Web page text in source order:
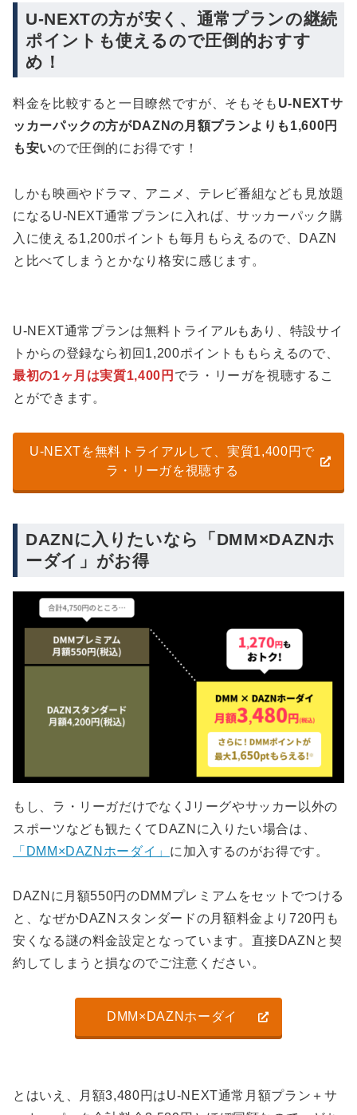
U-NEXTの方が安く、通常プランの継続
ポイントも使えるので圧倒的おすす
め！
料金を比較すると一目瞭然ですが、そもそも U-NEXTサ
ッカーパックの方がDAZNの月額プランよりも1,600円
も安いので圧倒的にお得です！
しかも映画やドラマ、アニメ、テレビ番組なども見放題
になるU-NEXT通常プランに入れば、サッカーパック購
入に使える1,200ポイントも毎月もらえるので、DAZN
と比べてしまうとかなり格安に感じます。
U-NEXT通常プランは無料トライアルもあり、特設サイ
トからの登録なら初回1,200ポイントももらえるので、
最初の1ヶ月は実質1,400円 でラ・リーガを視聴するこ
とができます。
U-NEXTを無料トライアルして、実質1,400円で
ラ・リーガを視聴する
DAZNに入りたいなら「DMM×DAZNホ
ーダイ」がお得
もし、ラ・リーガだけでなくJリーグやサッカー以外の
スポーツなども観たくてDAZNに入りたい場合は、
「DMM×DAZNホーダイ」 に加入するのがお得です。
DAZNに月額550円のDMMプレミアムをセットでつける
と、なぜかDAZNスタンダードの月額料金より720円も
安くなる謎の料金設定となっています。直接DAZNと契
約してしまうと損なのでご注意ください。
DMM×DAZNホーダイ
とはいえ、月額3,480円はU-NEXT通常月額プラン＋サ